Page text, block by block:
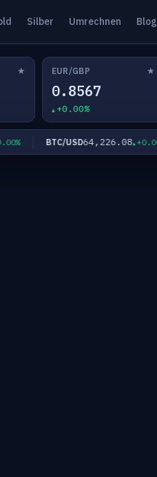
Silber Umrechnen Blog
★ EUR/GBP ★
0.8567
+0.00%
BTC/USD64,226.08 +0.00%